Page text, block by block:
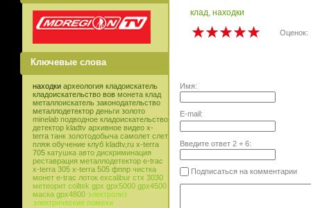
Ключевые слова
находки археология кладоискатель
кладоискательство вов монета клад
металлоискатель законодательство
металлодетектор деньги золото
minelab подводное кладоискательство
детектор kladtv архивное видео x-
terra танк золотодобыча самолет слет
пляж обучение клуб kladtv,ru x-terra
705 катушка авто дискриминация
реставрация металлодетектор e-trac
x-terra 305 x-terra 505 фппр чистка
монет e-trac лоток excalibur стх 3030
метеорит coiltek gpx gpx5000 gpx4500
маска gpx4800 электролиз
электрические помехи
клад, находки
Оценок:
Имя:
E-mail:
Введите ответ 2+ 6:
Подписаться на комментарии